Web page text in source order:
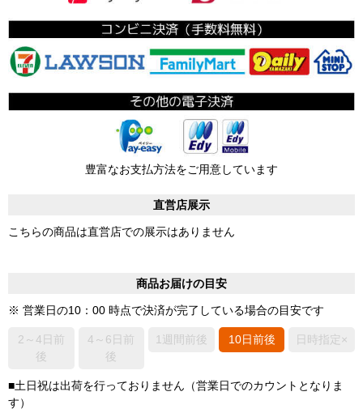
豊富なお支払方法をご用意しています
直営店展示
こちらの商品は直営店での展示はありません
商品お届けの目安
※ 営業日の10：00 時点で決済が完了している場合の目安です
2～4日前
後
4～6日前
後
1週間前後 10日前後 日時指定×
■土日祝は出荷を行っておりません（営業日でのカウントとなりま
す）